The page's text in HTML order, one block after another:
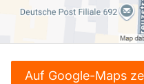
Auf Google-Maps